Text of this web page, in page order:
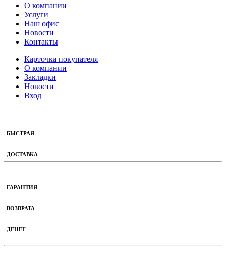
О компании
Услуги
Наш офис
Новости
Контакты
Карточка покупателя
О компании
Закладки
Новости
Вход
БЫСТРАЯ
ДОСТАВКА
ГАРАНТИЯ
ВОЗВРАТА
ДЕНЕГ